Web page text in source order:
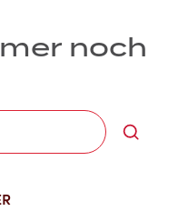
noch